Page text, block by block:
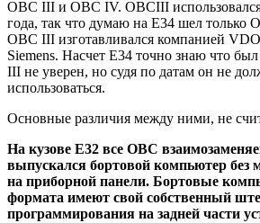
OBC III и OBC IV. OBCIII
года, так что думаю на E34 шел только
OBC III изготавливался компанией
Siemens. Насчет E34 точно знаю что
III не уверен, но судя по датам он не
использоваться.
Основные различия между ними, не
На кузове E32 все OBC
выпускался бортовой компьютер без
на приборной панели. Бортовые
формата имеют свой собственный
программирования на задней части